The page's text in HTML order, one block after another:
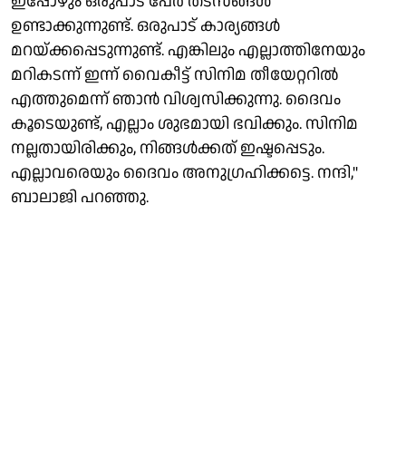
ഉണ്ടാക്കുന്നുണ്ട്. ഒരുപാട് കാര്യങ്ങള്‍
മറയ്ക്കപ്പെടുന്നുണ്ട്. എങ്കിലും എല്ലാത്തിനേയും
മറികടന്ന് ഇന്ന് വൈകീട്ട് സിനിമ തീയേറ്ററിൽ
എത്തുമെന്ന് ഞാന്‍ വിശ്വസിക്കുന്നു. ദൈവം
കൂടെയുണ്ട്, എല്ലാം ശുഭമായി ഭവിക്കും. സിനിമ
നല്ലതായിരിക്കും, നിങ്ങള്‍ക്കത് ഇഷ്ടപ്പെടും.
എല്ലാവരെയും ദൈവം അനുഗ്രഹിക്കട്ടെ. നന്ദി,"
ബാലാജി പറഞ്ഞു.